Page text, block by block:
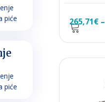
piće
piće
265,71€ –